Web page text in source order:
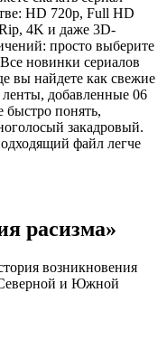
HD 720p, Full HD
4K и даже 3D-
просто выберите
новинки сериалов
вы найдете как свежие
добавленные 06
быстро понять,
закадровый.
файл легче
расизма»
возникновения
Северной и Южной